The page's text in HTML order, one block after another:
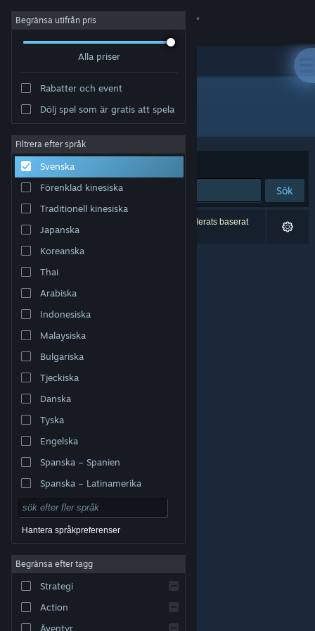
Logga in
Om
Support
Byt språk
Skaffa Steams mobilapp
Se skrivbordswebbplats
varumärken tillhör respektive ägare i USA och andra
Tillgänglighet
Återbetalningar|
Begränsa utifrån pris
Alla priser
Rabatter och event
Dölj spel som är gratis att spela
Filtrera efter språk
Svenska
Förenklad kinesiska
Traditionell kinesiska
Japanska
Koreanska
Thai
Arabiska
Indonesiska
Malaysiska
Bulgariska
Tjeckiska
Danska
Tyska
Engelska
Spanska – Spanien
Spanska – Latinamerika
Hantera språkpreferenser
Begränsa efter tagg
Strategi
Action
Äventyr
Utgivare: Spin Slash
Sortera efter Relevans
Sök
0 träffar matchade din sökning. 3 titlar har exkluderats baserat
på dina preferenser.